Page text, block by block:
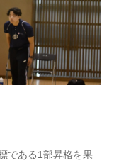
である1部昇格を果